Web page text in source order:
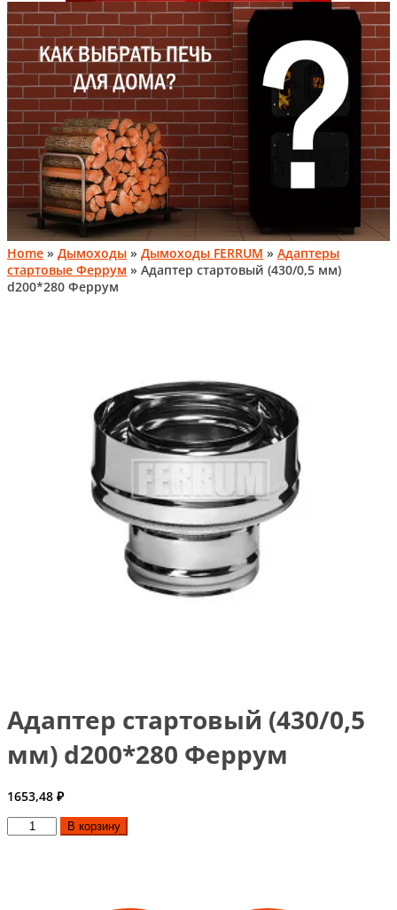
Home » Дымоходы » Дымоходы FERRUM » Адаптеры
стартовые Феррум » Адаптер стартовый (430/0,5 мм)
d200*280 Феррум
Адаптер стартовый (430/0,5
мм) d200*280 Феррум
1653,48 ₽
КоличествоВ корзину